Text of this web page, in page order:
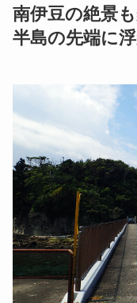
南伊豆の絶景
半島の先端に